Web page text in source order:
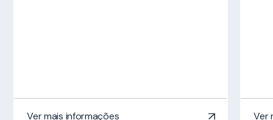
Ver mais informações Ver